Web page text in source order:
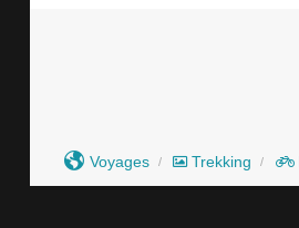
Voyages Trekking